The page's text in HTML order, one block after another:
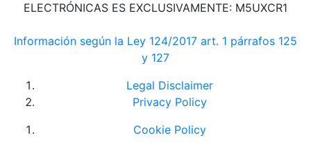
ELECTRÓNICAS ES EXCLUSIVAMENTE: M5UXCR1
Información según la Ley 124/2017 art. 1 párrafos 125
y 127
Legal Disclaimer
Privacy Policy
Cookie Policy